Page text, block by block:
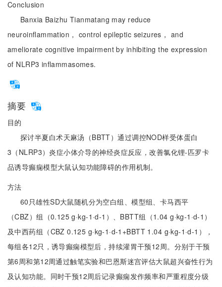
Conclusion
Banxia Baizhu Tianmatang may reduce
neuroinflammation， control epileptic seizures， and
ameliorate cognitive impairment by inhibiting the expression
of NLRP3 inflammasomes.
摘要
目的
探讨半夏白术天麻汤（BBTT）通过调控NOD样受体蛋白
3（NLRP3）炎症小体介导的神经炎症反应，改善氯化锂-匹罗卡
品诱导癫痫模型大鼠认知功能障碍的作用机制。
方法
60只雄性SD大鼠随机分为空白组、模型组、卡马西平
（CBZ）组（0.125 g·kg-1·d-1）、BBTT组（1.04 g·kg-1·d-1）
及中西药组（CBZ 0.125 g·kg-1·d-1+BBTT 1.04 g·kg-1·d-1），
每组各12只，诱导癫痫模型后，持续灌胃干预12周。分别于干预
第6周和第12周通过触笔实验和巴恩斯迷宫评估大鼠超兴奋性行为
及认知功能。同时干预12周后记录癫痫发作频率和严重程度分级